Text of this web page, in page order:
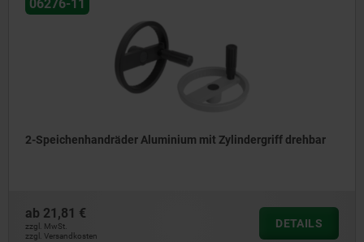
06276-11
2-Speichenhandräder Aluminium mit Zylindergriff drehbar
ab 21,81 €
zzgl. MwSt.
zzgl. Versandkosten
DETAILS